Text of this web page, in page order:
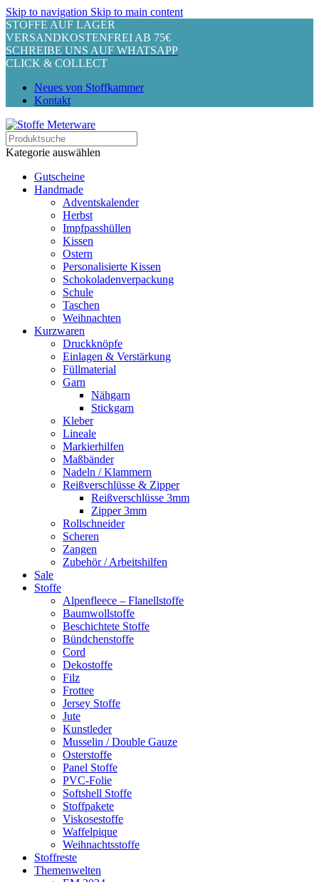
Skip to navigation Skip to main content
STOFFE AUF LAGER
VERSANDKOSTENFREI AB 75€
SCHREIBE UNS AUF WHATSAPP
CLICK & COLLECT
Neues von Stoffkammer
Kontakt
Kategorie auswählen
Gutscheine
Handmade
Adventskalender
Herbst
Impfpasshüllen
Kissen
Ostern
Personalisierte Kissen
Schokoladenverpackung
Schule
Taschen
Weihnachten
Kurzwaren
Druckknöpfe
Einlagen & Verstärkung
Füllmaterial
Garn
Nähgarn
Stickgarn
Kleber
Lineale
Markierhilfen
Maßbänder
Nadeln / Klammern
Reißverschlüsse & Zipper
Reißverschlüsse 3mm
Zipper 3mm
Rollschneider
Scheren
Zangen
Zubehör / Arbeitshilfen
Sale
Stoffe
Alpenfleece – Flanellstoffe
Baumwollstoffe
Beschichtete Stoffe
Bündchenstoffe
Cord
Dekostoffe
Filz
Frottee
Jersey Stoffe
Jute
Kunstleder
Musselin / Double Gauze
Osterstoffe
Panel Stoffe
PVC-Folie
Softshell Stoffe
Stoffpakete
Viskosestoffe
Waffelpique
Weihnachtsstoffe
Stoffreste
Themenwelten